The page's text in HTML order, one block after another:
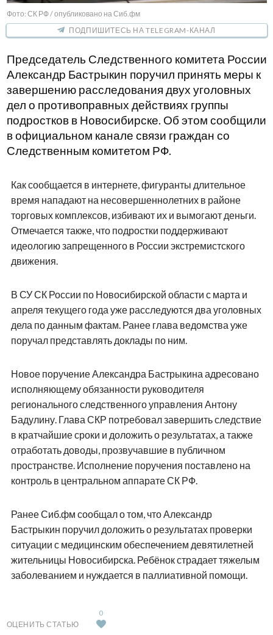
Фото: СК РФ / опубликовано на Сиб.фм
ПОДПИШИТЕСЬ НА TELEGRAM-КАНАЛ
Председатель Следственного комитета России
Александр Бастрыкин поручил принять меры к
завершению расследования двух уголовных
дел о противоправных действиях группы
подростков в Новосибирске. Об этом сообщили
в официальном канале связи граждан со
Следственным комитетом РФ.
Как сообщается в интернете, фигуранты длительное
время нападают на несовершеннолетних в районе
торговых комплексов, избивают их и вымогают деньги.
Отмечается также, что подростки поддерживают
идеологию запрещенного в России экстремистского
движения.
В СУ СК России по Новосибирской области с марта и
апреля текущего года уже расследуются два уголовных
дела по данным фактам. Ранее глава ведомства уже
поручал представлять доклады по ним.
Новое поручение Александра Бастрыкина адресовано
исполняющему обязанности руководителя
регионального следственного управления Антону
Бадулину. Глава СКР потребовал завершить следствие
в кратчайшие сроки и доложить о результатах, а также
отработать доводы, прозвучавшие в публичном
пространстве. Исполнение поручения поставлено на
контроль в центральном аппарате СК РФ.
Ранее Сиб.фм сообщал о том, что Александр
Бастрыкин поручил доложить о результатах проверки
ситуации с медицинским обеспечением девятилетней
жительницы Новосибирска. Ребёнок страдает тяжелым
заболеванием и нуждается в паллиативной помощи.
ОЦЕНИТЬ СТАТЬЮ
0